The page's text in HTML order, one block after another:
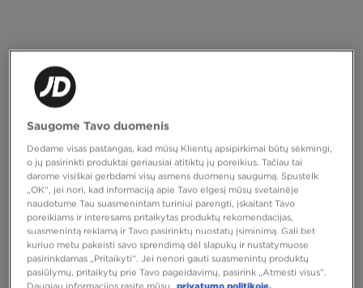
TIK
MCKENZIE DŽEMPERIS SU
GOBTUVU ROCCO
37,00 €
TIK
70,00 €
Saugome Tavo duomenis
Dedame visas pastangas, kad mūsų Klientų apsipirkimai būtų sėkmingi,
o jų pasirinkti produktai geriausiai atitiktų jų poreikius. Tačiau tai
darome visiškai gerbdami visų asmens duomenų saugumą. Spustelk
„OK“, jei nori, kad informaciją apie Tavo elgesį mūsų svetainėje
naudotume Tau suasmenintam turiniui parengti, įskaitant Tavo
poreikiams ir interesams pritaikytas produktų rekomendacijas,
suasmenintą reklamą ir Tavo pasirinktų nuostatų įsiminimą. Gali bet
kuriuo metu pakeisti savo sprendimą dėl slapukų ir nustatymuose
pasirinkdamas „Pritaikyti“. Jei nenori gauti suasmenintų produktų
pasiūlymų, pritaikytų prie Tavo pageidavimų, pasirink „Atmesti visus”.
Daugiau informacijos rasite mūsų
privatumo politikoje.